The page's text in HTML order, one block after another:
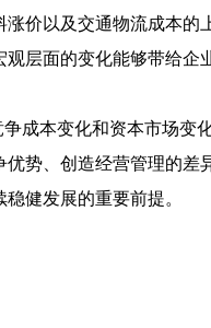
价以及交通物流成本
层面的变化能够带给
成本变化和资本市场
势、创造经营管理的
健发展的重要前提。